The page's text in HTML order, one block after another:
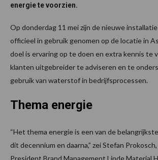
energie te voorzien.
Op donderdag 11 mei zijn de nieuwe
officieel in gebruik genomen op de locatie in
doel is ervaring op te doen en extra kennis te
klanten uitgebreider te adviseren en te
gebruik van waterstof in bedrijfsprocessen.
Thema energie
“Het thema energie is een van de
dit decennium en daarna,” zei Stefan
President Brand Management Linde Material